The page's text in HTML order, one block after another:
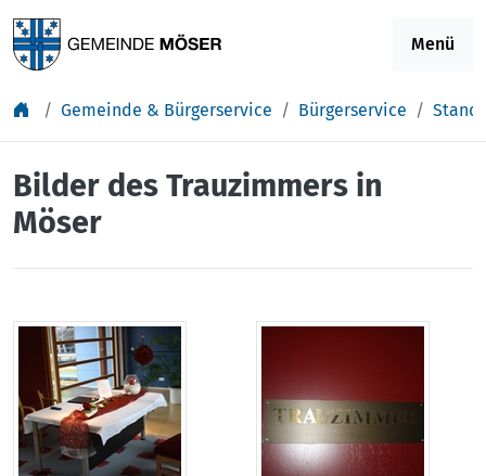
Menü
Gemeinde & Bürgerservice Bürgerservice
Bilder des Trauzimmers in
Möser